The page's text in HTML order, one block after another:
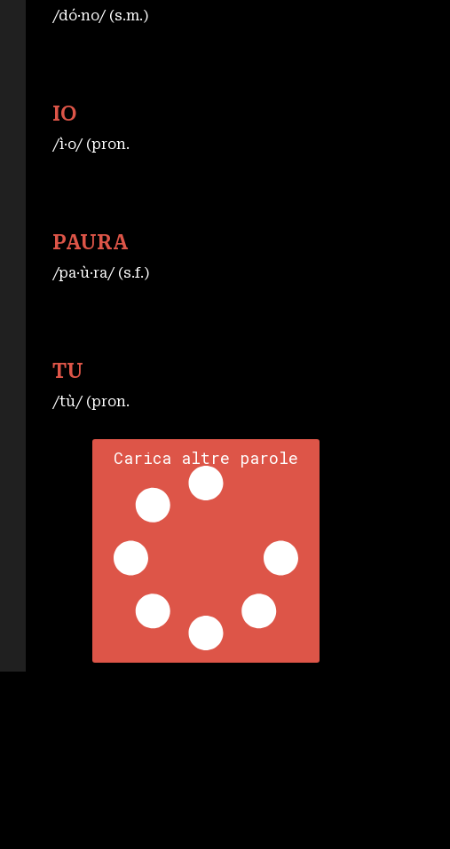
/dó·no/ (s.m.)
IO
/ì·o/ (pron.
PAURA
/pa·ù·ra/ (s.f.)
TU
/tù/ (pron.
Carica altre parole